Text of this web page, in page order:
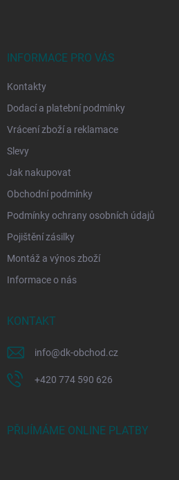
INFORMACE PRO VÁS
Kontakty
Dodací a platební podmínky
Vrácení zboží a reklamace
Slevy
Jak nakupovat
Obchodní podmínky
Podmínky ochrany osobních údajů
Pojištění zásilky
Montáž a výnos zboží
Informace o nás
KONTAKT
info@dk-obchod.cz
+420 774 590 626
PŘIJÍMÁME ONLINE PLATBY